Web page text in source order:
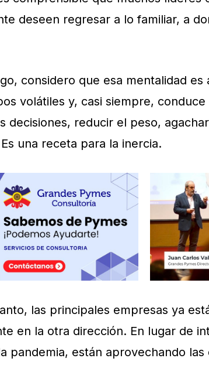
deseen regresar a lo familiar, a
considero que esa mentalidad
volátiles y, casi siempre,
decisiones, reducir el peso,
una receta para la inercia.
las principales empresas ya
en la otra dirección. En lugar de
pandemia, están aprovechando las